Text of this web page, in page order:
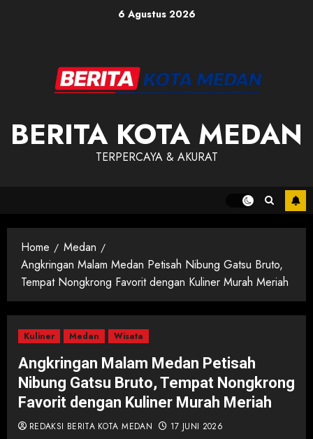
6 Agustus 2026
BERITA KOTA MEDAN
TERPERCAYA & AKURAT
Home
Medan
Angkringan Malam Medan Petisah Nibung Gatsu Bruto,
Tempat Nongkrong Favorit dengan Kuliner Murah Meriah
Kuliner Medan Wisata
Angkringan Malam Medan Petisah
Nibung Gatsu Bruto, Tempat Nongkrong
Favorit dengan Kuliner Murah Meriah
REDAKSI BERITA KOTA MEDAN 17 JUNI 2026